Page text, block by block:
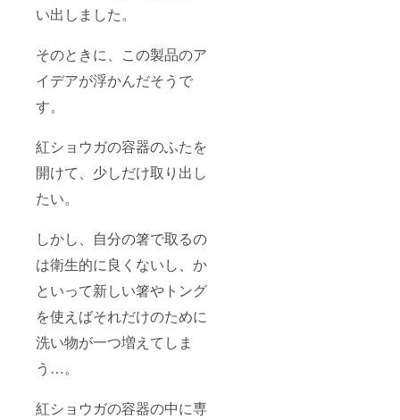
い出しました。
そのときに、この製品のア
イデアが浮かんだそうで
す。
紅ショウガの容器のふたを
開けて、少しだけ取り出し
たい。
しかし、自分の箸で取るの
は衛生的に良くないし、か
といって新しい箸やトング
を使えばそれだけのために
洗い物が一つ増えてしま
う…。
紅ショウガの容器の中に専